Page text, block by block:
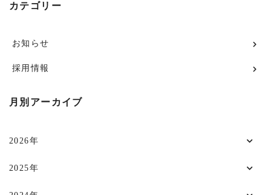
カテゴリー
お知らせ
採用情報
月別アーカイブ
2026年
2025年